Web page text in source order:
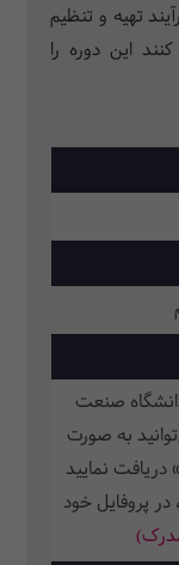
تهیه و تنظیم
این دوره را
صنعت
به صورت
دریافت نمایید
پروفایل خود